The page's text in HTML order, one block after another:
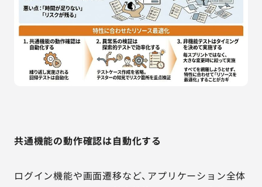
共通機能の動作確認は自動化する
ログイン機能や画面遷移など、アプリケーション全体